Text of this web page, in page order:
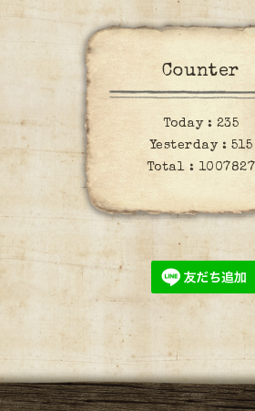
Counter
Today : 235
Yesterday : 515
Total : 1007827